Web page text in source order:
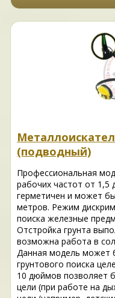
(подводный)
Профессиональная
рабочих частот от 1,5
герметичен и может
метров. Режим
поиска железные
Отстройка грунта
возможна работа в
Данная модель может
грунтового поиска
10 дюймов позволяет
цели (при работе на